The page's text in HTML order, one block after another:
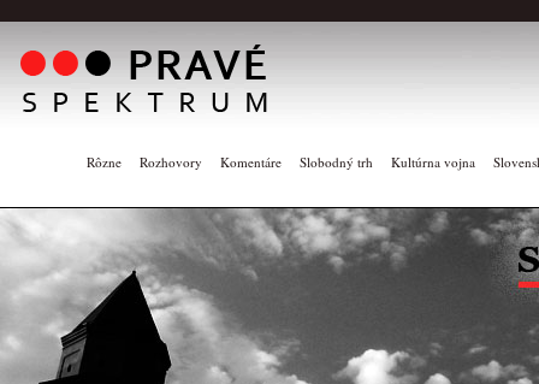
Rôzne Rozhovory Komentáre Slobodný trh Kultúrna vojna